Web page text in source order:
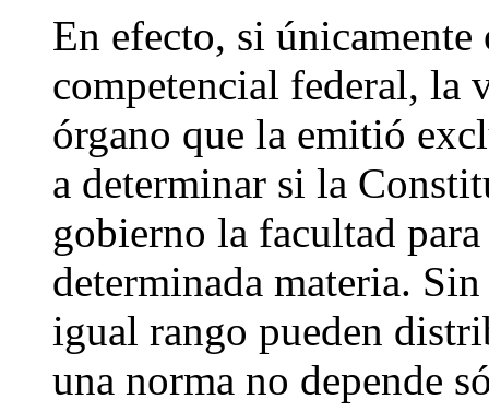
En efecto, si
competencial federal, la
órgano que la emitió
a determinar si la
gobierno la facultad
determinada materia.
igual rango pueden
una norma no depende